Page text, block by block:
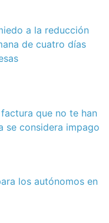
a la reducción
de cuatro días
que no te han
se considera impago
los autónomos en